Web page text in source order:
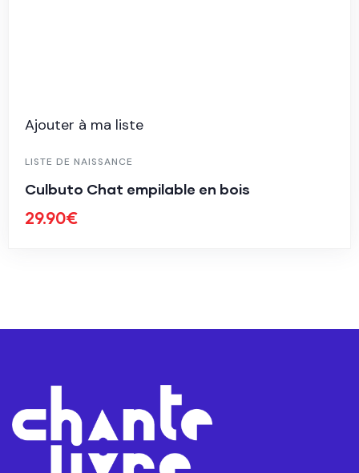
Ajouter à ma liste
LISTE DE NAISSANCE
Culbuto Chat empilable en bois
29.90€